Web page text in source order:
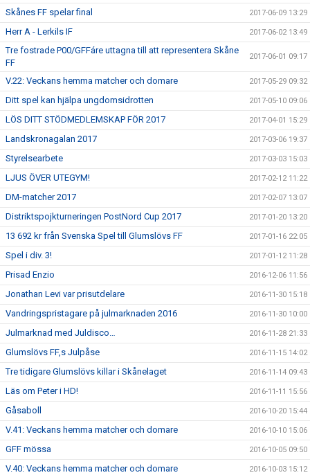
Skånes FF spelar final 2017-06-09 13:29
Herr A - Lerkils IF 2017-06-02 13:49
Tre fostrade P00/GFFáre uttagna till att representera Skåne
FF
2017-06-01 09:17
V.22: Veckans hemma matcher och domare 2017-05-29 09:32
Ditt spel kan hjälpa ungdomsidrotten 2017-05-10 09:06
LÖS DITT STÖDMEDLEMSKAP FÖR 2017 2017-04-01 15:29
Landskronagalan 2017 2017-03-06 19:37
Styrelsearbete 2017-03-03 15:03
LJUS ÖVER UTEGYM! 2017-02-12 11:22
DM-matcher 2017 2017-02-07 13:07
Distriktspojkturneringen PostNord Cup 2017 2017-01-20 13:20
13 692 kr från Svenska Spel till Glumslövs FF 2017-01-16 22:05
Spel i div. 3! 2017-01-12 11:28
Prisad Enzio 2016-12-06 11:56
Jonathan Levi var prisutdelare 2016-11-30 15:18
Vandringspristagare på julmarknaden 2016 2016-11-30 10:00
Julmarknad med Juldisco… 2016-11-28 21:33
Glumslövs FF,s Julpåse 2016-11-15 14:02
Tre tidigare Glumslövs killar i Skånelaget 2016-11-14 09:43
Läs om Peter i HD! 2016-11-11 15:56
Gåsaboll 2016-10-20 15:44
V.41: Veckans hemma matcher och domare 2016-10-10 15:06
GFF mössa 2016-10-05 09:50
V.40: Veckans hemma matcher och domare 2016-10-03 15:12